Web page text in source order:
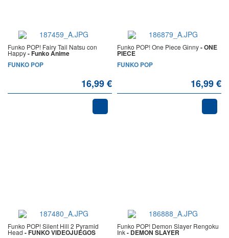
Funko POP! Fairy Tail Natsu con
Happy- Funko Anime
FUNKO POP
16,99 €
Funko POP! One Piece Ginny- ONE
PIECE
FUNKO POP
16,99 €
Funko POP! Silent Hill 2 Pyramid
Head - FUNKO VIDEOJUEGOS
Funko POP! Demon Slayer Rengoku
Ink- DEMON SLAYER